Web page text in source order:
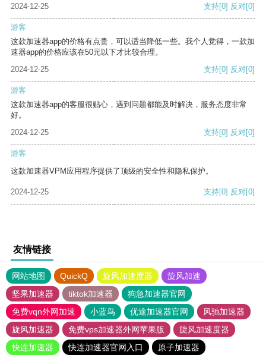
2024-12-25
支持[0] 反对[0]
游客
这款加速器app的价格有点贵，可以适当降低一些。我个人觉得，一款加
速器app的价格应该在50元以下才比较合理。
2024-12-25
支持[0] 反对[0]
游客
这款加速器app的客服很贴心，遇到问题都能及时解决，服务态度非常
好。
2024-12-25
支持[0] 反对[0]
游客
这款加速器VPM应用程序提供了顶级的安全性和隐私保护。
2024-12-25 支持[0] 反对[0]
友情链接
网站地图 QuickQ 旋风加速度器
旋风加速
坚果加速器
tiktok加速器
狗急加速器官网
免费vqn外网加速
小蓝鸟 优途加速器官网
风驰加速器
旋风加速器
免费vps加速器外网苹果版
旋风加速度器
快连加速器
快连加速器官网入口
原子加速器